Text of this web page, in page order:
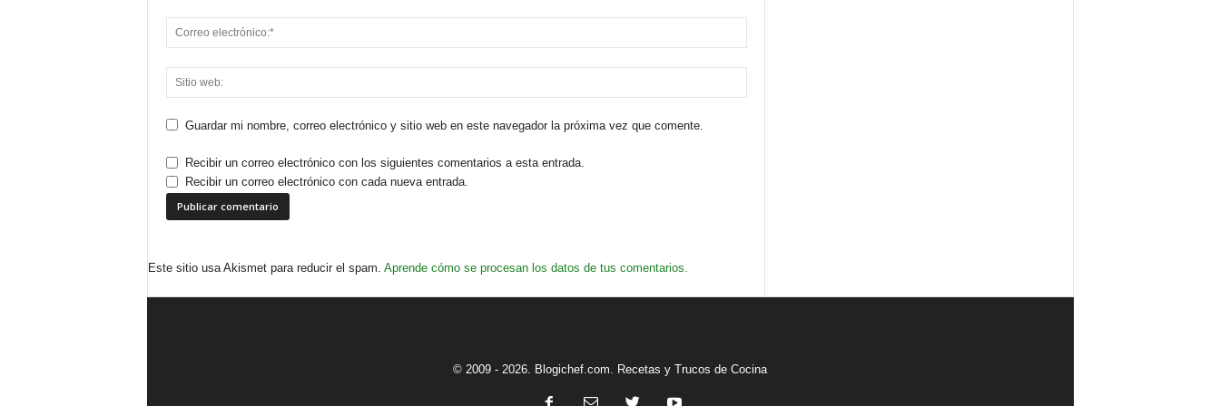
Guardar mi nombre, correo electrónico y sitio web en este navegador la próxima vez que comente.
Recibir un correo electrónico con los siguientes comentarios a esta entrada.
Recibir un correo electrónico con cada nueva entrada.
Este sitio usa Akismet para reducir el spam. Aprende cómo se procesan los datos de tus comentarios.
© 2009 - 2026. Blogichef.com. Recetas y Trucos de Cocina